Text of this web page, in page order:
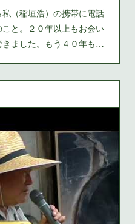
（稲垣浩）の携帯に電話
と。２０年以上もお会い
きました。もう４０年も…